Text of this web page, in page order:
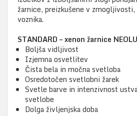
žarnice, preizkušene v zmogljivosti,
voznika.
STANDARD – xenon žarnice
Boljša vidljivost
Izjemna osvetlitev
Čista bela in močna svetloba
Osredotočen svetlobni žarek
Svetle barve in intenzivnost
svetlobe
Dolga življenjska doba